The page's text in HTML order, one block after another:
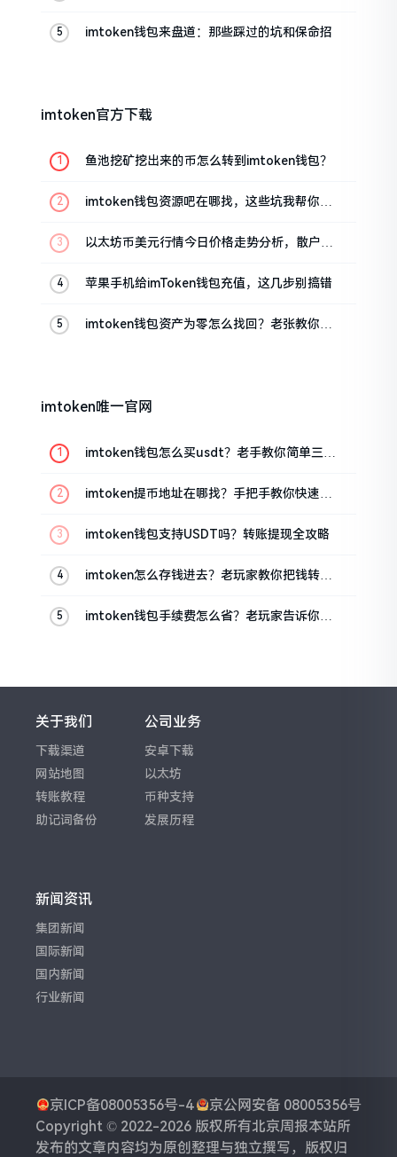
imtoken钱包来盘道：那些踩过的坑和保命招
imtoken官方下载
鱼池挖矿挖出来的币怎么转到imtoken钱包？
imtoken钱包资源吧在哪找，这些坑我帮你趟
以太坊币美元行情今日价格走势分析，散户如
苹果手机给imToken钱包充值，这几步别搞错
imtoken钱包资产为零怎么找回？老张教你几
imtoken唯一官网
imtoken钱包怎么买usdt？老手教你简单三步
imtoken提币地址在哪找？手把手教你快速查
imtoken钱包支持USDT吗？转账提现全攻略
imtoken怎么存钱进去？老玩家教你把钱转进
imtoken钱包手续费怎么省？老玩家告诉你几
关于我们
下载渠道
网站地图
转账教程
助记词备份
公司业务
安卓下载
以太坊
币种支持
发展历程
新闻资讯
集团新闻
国际新闻
国内新闻
行业新闻
京ICP备08005356号-4
京公网安备 08005356号
Copyright © 2022-2026 版权所有北京周报本站所
发布的文章内容均为原创整理与独立撰写，版权归